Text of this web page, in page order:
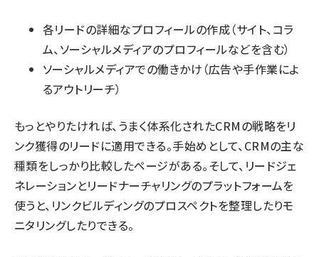
各リードの詳細なプロフィールの作成（サイト、コラ
ム、ソーシャルメディアのプロフィールなどを含む）
ソーシャルメディアでの働きかけ（広告や手作業によ
るアウトリーチ）
もっとやりたければ、うまく体系化されたCRMの戦略をリ
ンク獲得のリードに適用できる。手始めとして、 CRMの主な
種類をしっかり比較したページがある。そして、リードジェ
ネレーションとリードナーチャリングのプラットフォームを
使うと、リンクビルディングのプロスペクトを整理したりモ
ニタリングしたりできる。